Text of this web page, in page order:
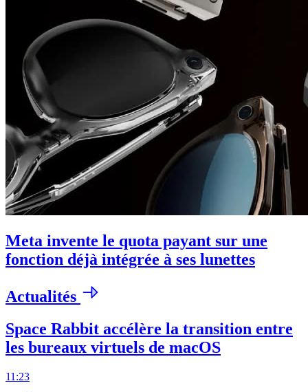
Meta invente le quota payant sur une
fonction déjà intégrée à ses lunettes
Actualités
Space Rabbit accélère la transition entre
les bureaux virtuels de macOS
11:23